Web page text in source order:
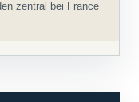
zentral bei France